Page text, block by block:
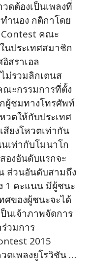
ดต้องเป็นเพลงที่
ำนอง กติกาโดย
Contest คณะ
นประเทศสมาชิก
สราเอล
ม่รวมลิกเตนส
ณะกรรมการที่ตั้ง
ผู้ชมทางโทรศัพท์
วตให้กับประเทศ
สียงโหวตเท่ากัน
เท่ากับโมนาโก
องอันดับแรกจะ
ส่วนอันดับสามถึง
1 คะแนน มีผู้ชนะ
ศของผู้ชนะจะได้
นเจ้าภาพจัดการ
วมการ
2015
ดเพลงยูโรวิชัน …